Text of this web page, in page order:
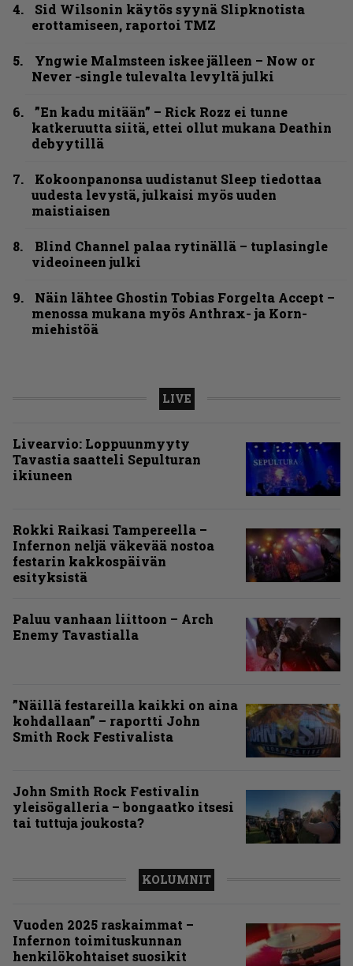
Sid Wilsonin käytös syynä Slipknotista
erottamiseen, raportoi TMZ
Yngwie Malmsteen iskee jälleen – Now or
Never -single tulevalta levyltä julki
”En kadu mitään” – Rick Rozz ei tunne
katkeruutta siitä, ettei ollut mukana Deathin
debyytillä
Kokoonpanonsa uudistanut Sleep tiedottaa
uudesta levystä, julkaisi myös uuden
maistiaisen
Blind Channel palaa rytinällä – tuplasingle
videoineen julki
Näin lähtee Ghostin Tobias Forgelta Accept –
menossa mukana myös Anthrax- ja Korn-
miehistöä
LIVE
Livearvio: Loppuunmyyty
Tavastia saatteli Sepulturan
ikiuneen
Rokki Raikasi Tampereella –
Infernon neljä väkevää nostoa
festarin kakkospäivän
esityksistä
Paluu vanhaan liittoon – Arch
Enemy Tavastialla
”Näillä festareilla kaikki on aina
kohdallaan” – raportti John
Smith Rock Festivalista
John Smith Rock Festivalin
yleisögalleria – bongaatko itsesi
tai tuttuja joukosta?
KOLUMNIT
Vuoden 2025 raskaimmat –
Infernon toimituskunnan
henkilökohtaiset suosikit